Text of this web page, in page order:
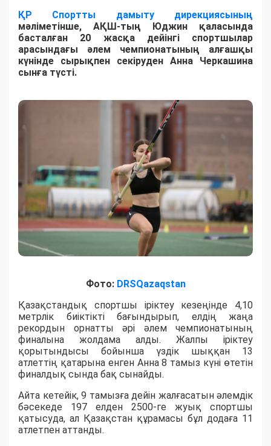
ҚР Спортты дамыту дирекциясының
мәліметінше, АҚШ-тың Юджин қаласында
басталған 20 жасқа дейінгі спортшылар
арасындағы әлем чемпионатының алғашқы
күнінде сырықпен секіруден Анна Черкашина
сынға түсті.
Фото: DRSQazaqstan
Қазақстандық спортшы іріктеу кезеңінде 4,10
метрлік биіктікті бағындырып, елдің жаңа
рекордын орнатты әрі әлем чемпионатының
финалына жолдама алды. Жалпы іріктеу
қорытындысы бойынша үздік шыққан 13
атлеттің қатарына енген Анна 8 тамыз күні өтетін
финалдық сында бақ сынайды.
Айта кетейік, 9 тамызға дейін жалғасатын әлемдік
бәсекеде 197 елден 2500-ге жуық спортшы
қатысуда, ал Қазақстан құрамасы бұл додаға 11
атлетпен аттанды.